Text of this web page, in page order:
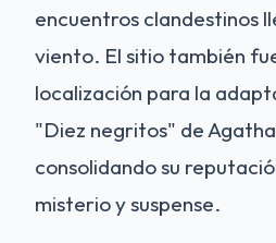
encuentros clandestinos
viento. El sitio también
localización para la
"Diez negritos" de
consolidando su
misterio y suspense.